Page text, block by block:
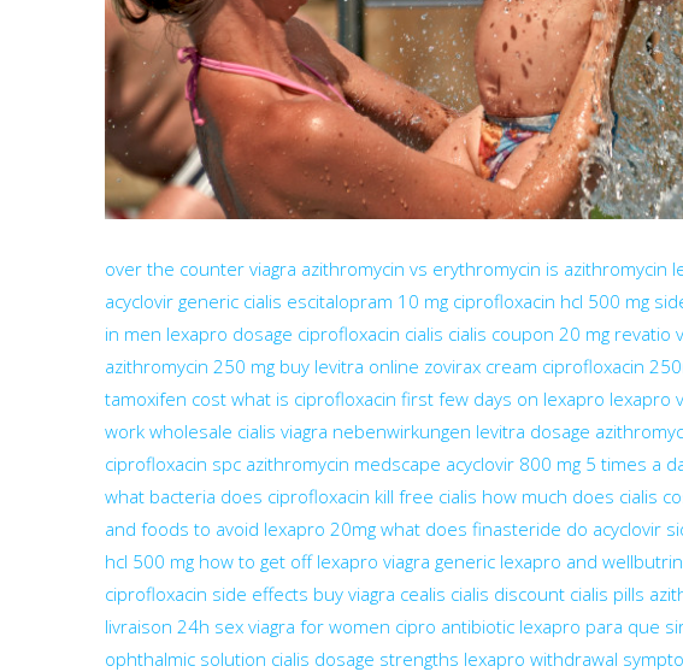
over the counter viagra azithromycin vs erythromycin is azithromycin
acyclovir generic cialis escitalopram 10 mg ciprofloxacin hcl 500 mg
in men lexapro dosage ciprofloxacin cialis cialis coupon 20 mg revatio
azithromycin 250 mg buy levitra online zovirax cream ciprofloxacin
tamoxifen cost what is ciprofloxacin first few days on lexapro lexapro
work wholesale cialis viagra nebenwirkungen levitra dosage
ciprofloxacin spc azithromycin medscape acyclovir 800 mg 5 times a
what bacteria does ciprofloxacin kill free cialis how much does cialis
and foods to avoid lexapro 20mg what does finasteride do acyclovir
hcl 500 mg how to get off lexapro viagra generic lexapro and
ciprofloxacin side effects buy viagra cealis cialis discount cialis pills
livraison 24h sex viagra for women cipro antibiotic lexapro para que
ophthalmic solution cialis dosage strengths lexapro withdrawal